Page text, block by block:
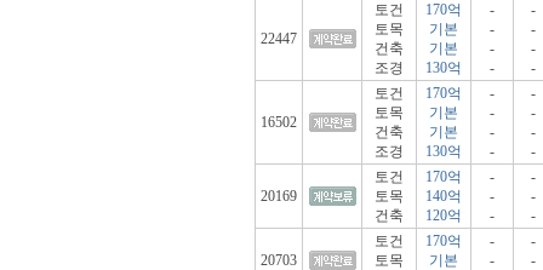
22447
토건
토목
건축
조경
170억
기본
기본
130억
-
-
-
-
-
-
-
-
16502
토건
토목
건축
조경
170억
기본
기본
130억
-
-
-
-
-
-
-
-
20169
토건
토목
건축
170억
140억
120억
-
-
-
-
-
-
20703
토건
토목
170억
기본
-
-
-
-